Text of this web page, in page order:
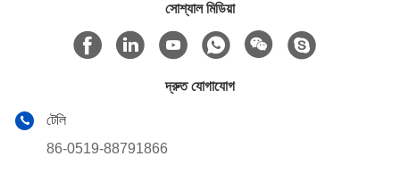
সোশ্যাল মিডিয়া
দ্রুত যোগাযোগ
টেলি
86-0519-88791866